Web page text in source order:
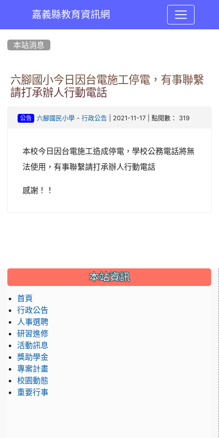
嘉義縣教育資訊網
本站消息
六腳國小今日因台電施工停電，有事聯繫
請打承辦人行動電話
公告 六腳國民小學- 行政公告 | 2021-11-17 | 點閱數： 319
本校今日因台電施工造成停電，學校公務電話將無
法使用，有事聯繫請打承辦人行動電話
感謝！！
::: 本站資訊
首頁
行政公告
人事選聘
研習進修
活動訊息
獎助學金
專案計畫
校園動態
重要行事